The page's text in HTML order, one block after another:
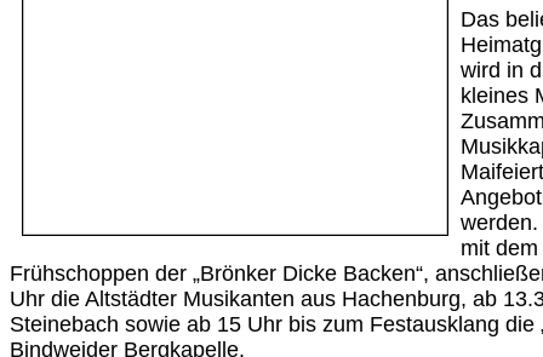
Das
wird in
kleines
mit
Frühschoppen der „Brönker Dicke Backen“,
Uhr die Altstädter Musikanten aus Hachenburg, ab
Steinebach sowie ab 15 Uhr bis zum Festausklang die
Bindweider Bergkapelle.